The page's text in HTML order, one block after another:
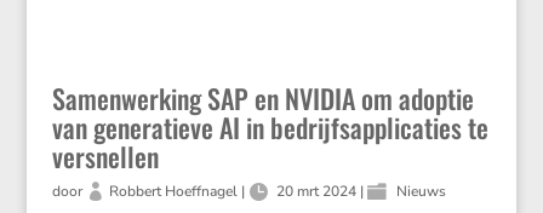
Samenwerking SAP en NVIDIA om adoptie
van generatieve AI in bedrijfsapplicaties te
versnellen
door Robbert Hoeffnagel| 20 mrt 2024 | Nieuws